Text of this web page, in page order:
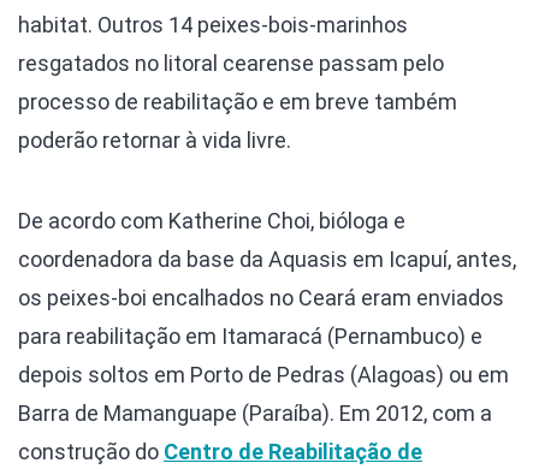
habitat. Outros 14 peixes-bois-marinhos
resgatados no litoral cearense passam pelo
processo de reabilitação e em breve também
poderão retornar à vida livre.
De acordo com Katherine Choi, bióloga e
coordenadora da base da Aquasis em Icapuí, antes,
os peixes-boi encalhados no Ceará eram enviados
para reabilitação em Itamaracá (Pernambuco) e
depois soltos em Porto de Pedras (Alagoas) ou em
Barra de Mamanguape (Paraíba). Em 2012, com a
construção do Centro de Reabilitação de